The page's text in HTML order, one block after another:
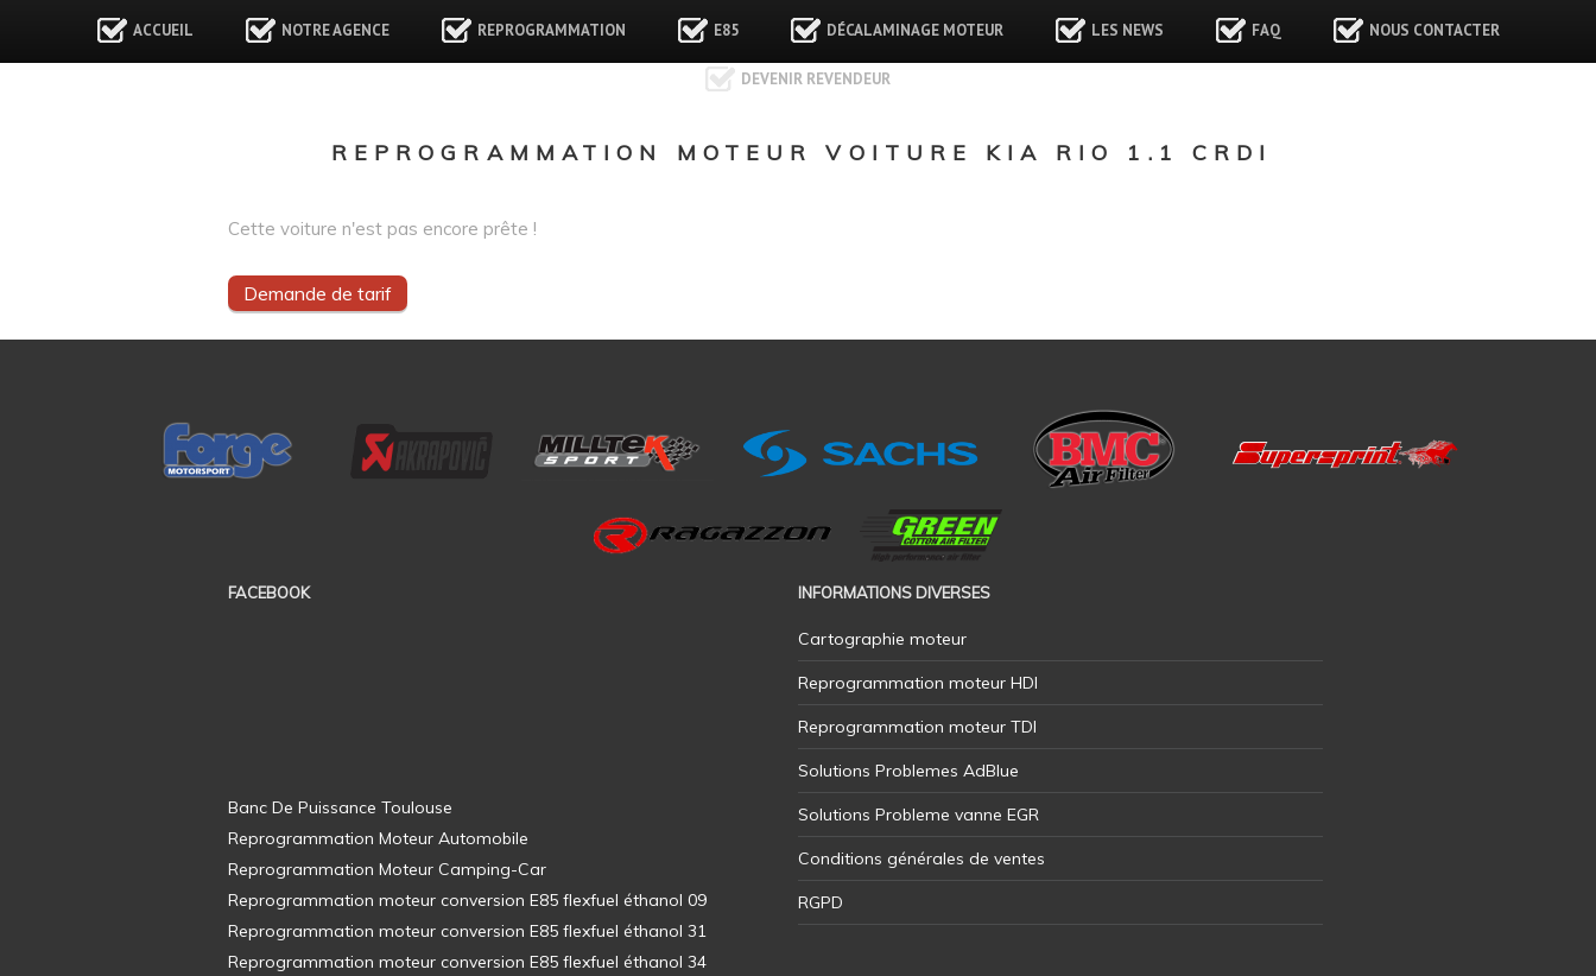
ACCUEIL NOTRE AGENCE REPROGRAMMATION E85 DÉCALAMINAGE MOTEUR LES NEWS FAQ NOUS CONTACTER
DEVENIR REVENDEUR
REPROGRAMMATION MOTEUR VOITURE KIA RIO 1.1 CRDI
Cette voiture n'est pas encore prête !
Demande de tarif
FACEBOOK INFORMATIONS DIVERSES
Cartographie moteur
Reprogrammation moteur HDI
Reprogrammation moteur TDI
Solutions Problemes AdBlue
Solutions Probleme vanne EGR
Conditions générales de ventes
RGPD
Banc De Puissance Toulouse
Reprogrammation Moteur Automobile
Reprogrammation Moteur Camping-Car
Reprogrammation moteur conversion E85 flexfuel éthanol 09
Reprogrammation moteur conversion E85 flexfuel éthanol 31
Reprogrammation moteur conversion E85 flexfuel éthanol 34